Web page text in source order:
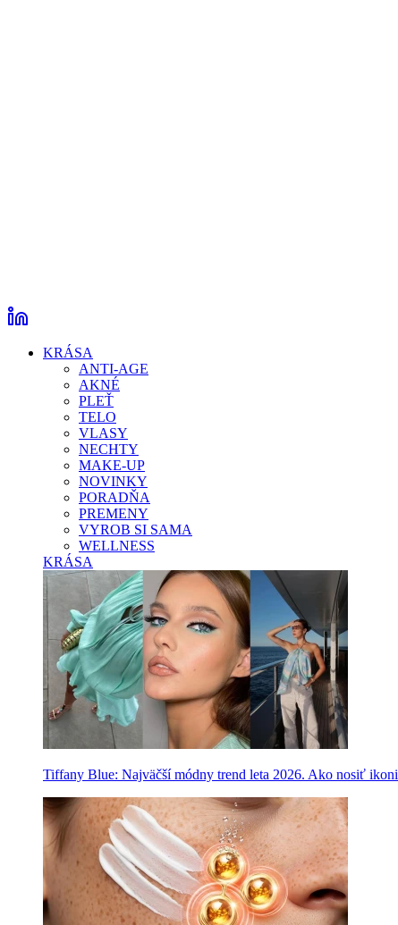
KRÁSA
ANTI-AGE
AKNÉ
PLEŤ
TELO
VLASY
NECHTY
MAKE-UP
NOVINKY
PORADŇA
PREMENY
VYROB SI SAMA
WELLNESS
KRÁSA
Tiffany Blue: Najväčší módny trend leta 2026. Ako nosiť